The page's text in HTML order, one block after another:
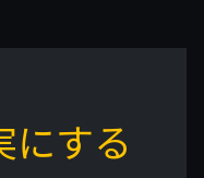
にする